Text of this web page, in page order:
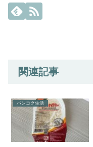
関連記事
バンコク生活